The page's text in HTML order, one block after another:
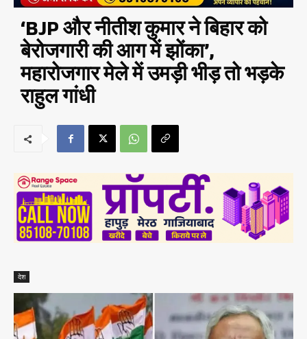
‘BJP और नीतीश कुमार ने बिहार को
बेरोजगारी की आग में झोंका’,
महारोजगार मेले में उमड़ी भीड़ तो भड़के
राहुल गांधी
देश